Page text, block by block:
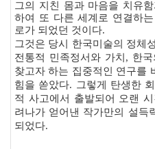
그의 지친 몸과 마음을 치유
하여 또 다른 세계로 연결하
로가 되었던 것이다.
그것은 당시 한국미술의 정체
전통적 민족정서와 가치 , 한
찾고자 하는 집중적인 연구를
힘을 쏟았다. 그렇게 탄생한
적 사고에서 출발되어 오랜
려나가 얻어낸 작가만의 설득
되었다.